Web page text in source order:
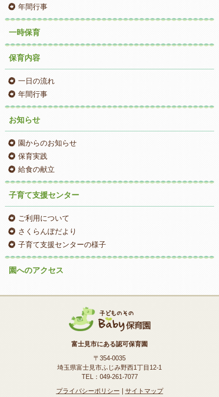
年間行事
一時保育
保育内容
一日の流れ
年間行事
お知らせ
園からのお知らせ
保育実践
給食の献立
子育て支援センター
ご利用について
さくらんぼだより
子育て支援センターの様子
園へのアクセス
富士見市にある認可保育園
〒354-0035
埼玉県富士見市ふじみ野西1丁目12-1
TEL：049-261-7077
プライバシーポリシー | サイトマップ